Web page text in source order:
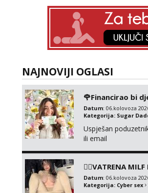
NAJNOVIJI OGLASI
🌹Financirao bi
Datum: 06.kolovoza
Kategorija: Sugar
Uspješan
ili email
❤️‍🔥VATRENA MILF
Datum: 06.kolovoza
Kategorija: Cyber sex